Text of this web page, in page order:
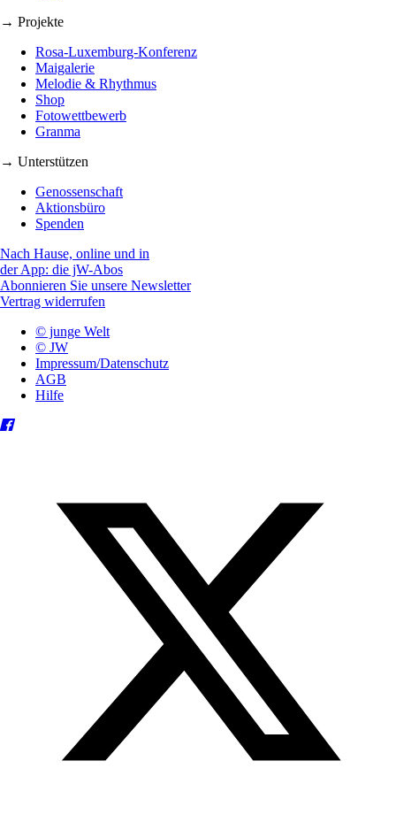
→ Projekte
Rosa-Luxemburg-Konferenz
Maigalerie
Melodie & Rhythmus
Shop
Fotowettbewerb
Granma
→ Unterstützen
Genossenschaft
Aktionsbüro
Spenden
Nach Hause, online und in
der App: die jW-Abos
Abonnieren Sie unsere Newsletter
Vertrag widerrufen
© junge Welt
© JW
Impressum/Datenschutz
AGB
Hilfe